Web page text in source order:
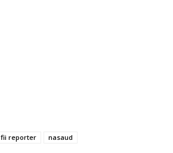
fii reporter nasaud